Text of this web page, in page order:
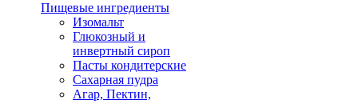
Пищевые ингредиенты
Изомальт
Глюкозный и
инвертный сироп
Пасты кондитерские
Сахарная пудра
Агар, Пектин,